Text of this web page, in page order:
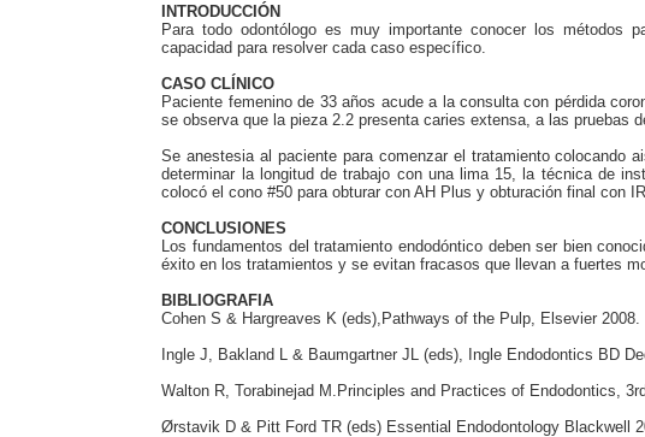
INTRODUCCIÓN
Para todo odontólogo es muy importante conocer los métodos
capacidad para resolver cada caso específico.
CASO CLÍNICO
Paciente femenino de 33 años acude a la consulta con pérdida
se observa que la pieza 2.2 presenta caries extensa, a las pruebas
Se anestesia al paciente para comenzar el tratamiento colocando
determinar la longitud de trabajo con una lima 15, la técnica de
colocó el cono #50 para obturar con AH Plus y obturación final con
CONCLUSIONES
Los fundamentos del tratamiento endodóntico deben ser bien
éxito en los tratamientos y se evitan fracasos que llevan a fuertes
BIBLIOGRAFIA
Cohen S & Hargreaves K (eds),Pathways of the Pulp, Elsevier 2008.
Ingle J, Bakland L & Baumgartner JL (eds), Ingle Endodontics BD
Walton R, Torabinejad M.Principles and Practices of Endodontics,
Ørstavik D & Pitt Ford TR (eds) Essential Endodontology Blackwell